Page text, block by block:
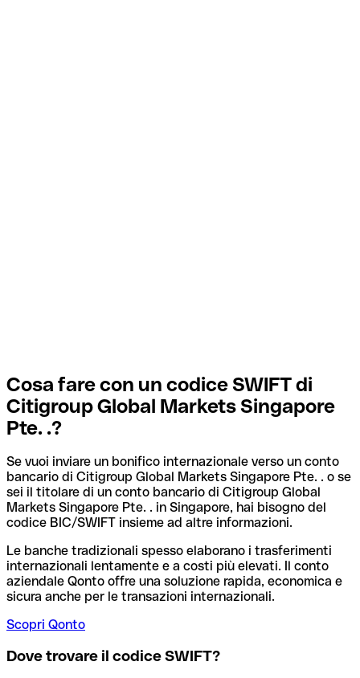
Cosa fare con un codice SWIFT di
Citigroup Global Markets Singapore
Pte. .?
Se vuoi inviare un bonifico internazionale verso un conto
bancario di Citigroup Global Markets Singapore Pte. . o se
sei il titolare di un conto bancario di Citigroup Global
Markets Singapore Pte. . in Singapore, hai bisogno del
codice BIC/SWIFT insieme ad altre informazioni.
Le banche tradizionali spesso elaborano i trasferimenti
internazionali lentamente e a costi più elevati. Il conto
aziendale Qonto offre una soluzione rapida, economica e
sicura anche per le transazioni internazionali.
Scopri Qonto
Dove trovare il codice SWIFT?